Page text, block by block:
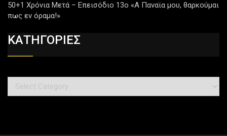
50+1 Χρόνια Μετά – Επεισόδιο 13ο «Α Παναϊα μου, θαρκούμαι
πως εν όραμα!»
ΚΑΤΗΓΟΡΙΕΣ